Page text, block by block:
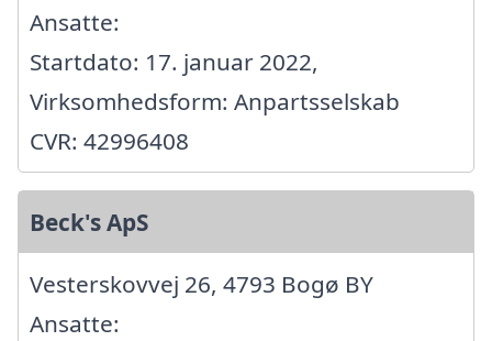
Ansatte:
Startdato: 17. januar 2022,
Virksomhedsform: Anpartsselskab
CVR: 42996408
Beck's ApS
Vesterskovvej 26, 4793 Bogø BY
Ansatte: